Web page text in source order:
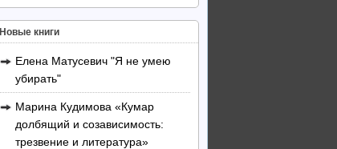
Новые книги
Елена Матусевич "Я не умею
убирать"
Марина Кудимова «Кумар
долбящий и созависимость:
трезвение и литература»